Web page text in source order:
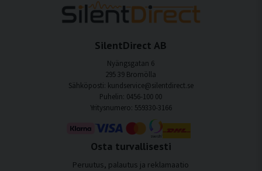
SilentDirect AB
Nyängsgatan 6
295 39 Bromölla
Sähköposti: kundservice@silentdirect.se
Puhelin: 0456-100 00
Yritysnumero: 559330-3166
Osta turvallisesti
Peruutus, palautus ja reklamaatio